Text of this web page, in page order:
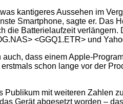
kantigeres Aussehen im
Smartphone, sagte er. Das
die Batterielaufzeit
<GGQ1.ETR> und
auch, dass einem Apple-
schon lange vor der
Publikum mit weiteren Zahlen
Gerät abgesetzt worden –